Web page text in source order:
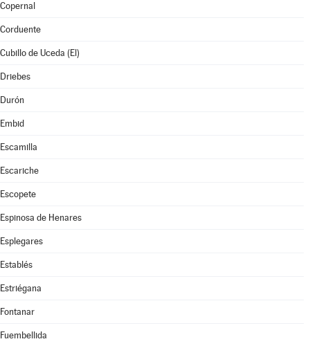
Copernal
Corduente
Cubillo de Uceda (El)
Driebes
Durón
Embid
Escamilla
Escariche
Escopete
Espinosa de Henares
Esplegares
Establés
Estriégana
Fontanar
Fuembellida